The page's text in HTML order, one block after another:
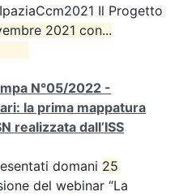
Il Progetto
2021 con...
N°05/2022 -
la prima mappatura
realizzata dall’ISS
domani 25
del webinar “La